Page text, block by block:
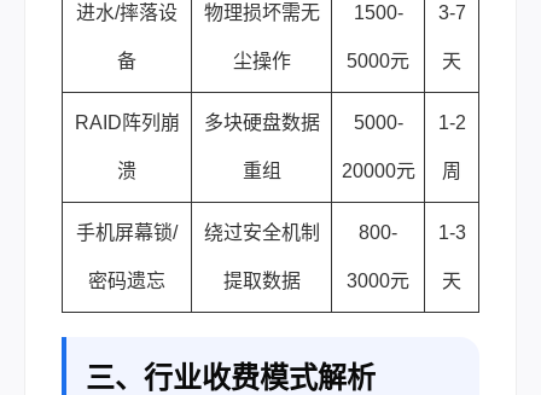
进水/摔落设
备
物理损坏需无
尘操作
1500-
5000元
3-7
天
RAID阵列崩
溃
多块硬盘数据
重组
5000-
20000元
1-2
周
手机屏幕锁/
密码遗忘
绕过安全机制
提取数据
800-
3000元
1-3
天
三、行业收费模式解析